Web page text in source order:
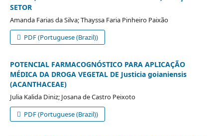
SETOR
Amanda Farias da Silva; Thayssa Faria Pinheiro Paixão
PDF (Portuguese (Brazil))
POTENCIAL FARMACOGNÓSTICO PARA APLICAÇÃO
MÉDICA DA DROGA VEGETAL DE Justicia goianiensis
(ACANTHACEAE)
Julia Kalida Diniz; Josana de Castro Peixoto
PDF (Portuguese (Brazil))